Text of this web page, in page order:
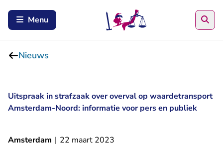
Menu
Nieuws
Uitspraak in strafzaak over overval op waardetransport
Amsterdam-Noord: informatie voor pers en publiek
Amsterdam | 22 maart 2023